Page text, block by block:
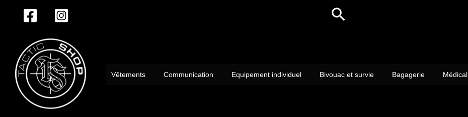
contenu
Rechercher
Vêtements Communication Equipement individuel Bivouac et survie Bagagerie Médical